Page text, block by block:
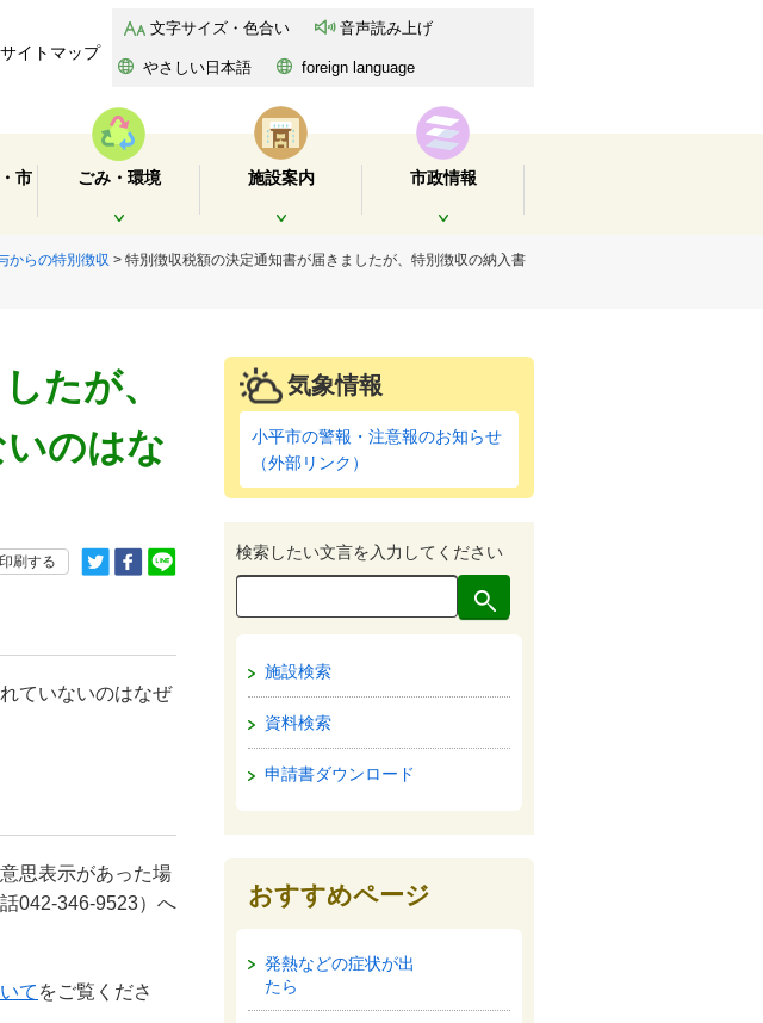
サイトマップ
文字サイズ・色合い 音声読み上げ
やさしい日本語 foreign language
市
ごみ・環境
開く
施設案内
開く
市政情報
開く
からの特別徴収 > 特別徴収税額の決定通知書が届きましたが、特別徴収の納入書
たが、
のはな
印刷する
ていないのはなぜ
思表示があった場
042-346-9523）へ
て をご覧くださ
気象情報
小平市の警報・注意報のお知らせ
（外部リンク）
検索したい文言を入力してください
施設検索
資料検索
申請書ダウンロード
おすすめページ
発熱などの症状が出
たら